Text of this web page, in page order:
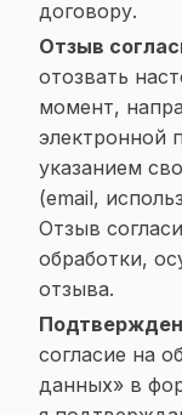
договору.
Отзыв
отозвать
момент,
электронной
указанием
(email,
Отзыв
обработки,
отзыва.
согласие на
данных» в